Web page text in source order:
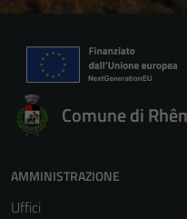
Comune di
AMMINISTRAZIONE
Uffici